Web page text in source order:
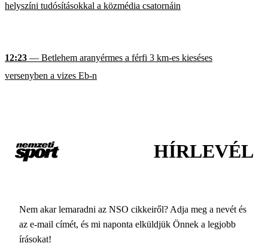
helyszíni tudósításokkal a közmédia csatornáin
12:23 — Betlehem aranyérmes a férfi 3 km-es kieséses
versenyben a vizes Eb-n
HÍRLEVÉL
Nem akar lemaradni az NSO cikkeiről? Adja meg a nevét és
az e-mail címét, és mi naponta elküldjük Önnek a legjobb
írásokat!